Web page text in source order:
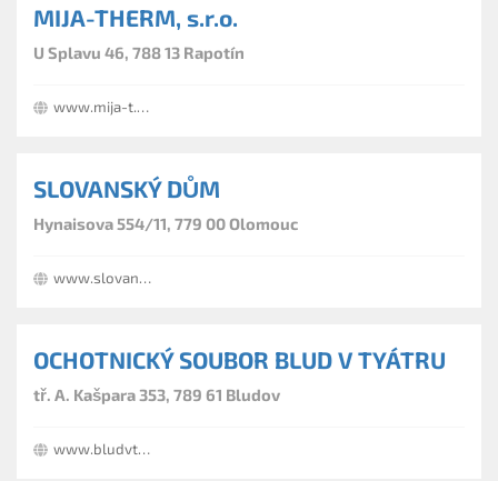
MIJA-THERM, s.r.o.
U Splavu 46, 788 13 Rapotín
www.mija-t.cz/eshop
SLOVANSKÝ DŮM
Hynaisova 554/11, 779 00 Olomouc
www.slovan-dum.cz
OCHOTNICKÝ SOUBOR BLUD V TYÁTRU
tř. A. Kašpara 353, 789 61 Bludov
www.bludvtyatru.freepage.cz